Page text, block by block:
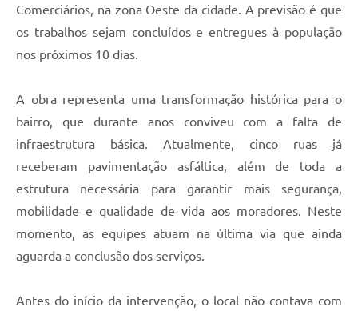
Comerciários, na zona Oeste da cidade. A previsão é que
os trabalhos sejam concluídos e entregues à população
nos próximos 10 dias.
A obra representa uma transformação histórica para o
bairro, que durante anos conviveu com a falta de
infraestrutura básica. Atualmente, cinco ruas já
receberam pavimentação asfáltica, além de toda a
estrutura necessária para garantir mais segurança,
mobilidade e qualidade de vida aos moradores. Neste
momento, as equipes atuam na última via que ainda
aguarda a conclusão dos serviços.
Antes do início da intervenção, o local não contava com